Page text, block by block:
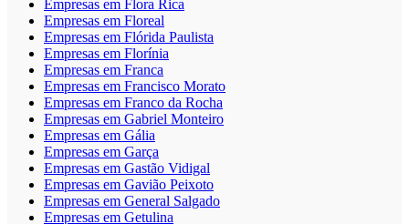
Empresas em Flora Rica
Empresas em Floreal
Empresas em Flórida Paulista
Empresas em Florínia
Empresas em Franca
Empresas em Francisco Morato
Empresas em Franco da Rocha
Empresas em Gabriel Monteiro
Empresas em Gália
Empresas em Garça
Empresas em Gastão Vidigal
Empresas em Gavião Peixoto
Empresas em General Salgado
Empresas em Getulina